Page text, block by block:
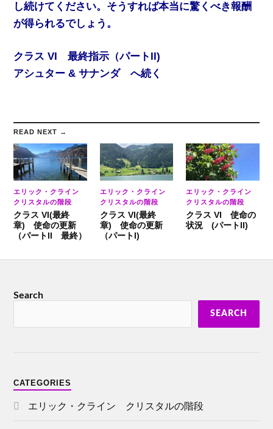
し続けてください。そうすれば本当に驚くべき報酬
が得られるでしょう。
クラス VI 最終指示（パートII)
アシュター & サナンダ へ続く
READ NEXT →
エリック・クライン
クリスタルの階段
クラス VI(最終
章) 使命の更新
（パートII 最終）
エリック・クライン
クリスタルの階段
クラス VI(最終
章) 使命の更新
（パートI)
エリック・クライン
クリスタルの階段
クラス VI 使命の
状況 (パートII)
Search
SEARCH
CATEGORIES
エリック・クライン クリスタルの階段